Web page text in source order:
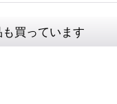
買っています